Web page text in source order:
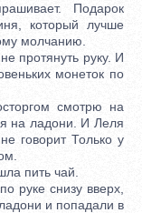
Подарок
который лучше
молчанию.
протянуть руку. И
монеток по
смотрю на
на ладони. И Леля
говорит Только у
пить чай.
руке снизу вверх,
и попадали в